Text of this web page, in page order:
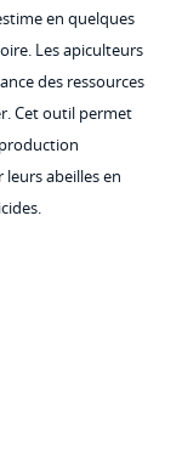
en quelques
Les apiculteurs
des ressources
Cet outil permet
abeilles en